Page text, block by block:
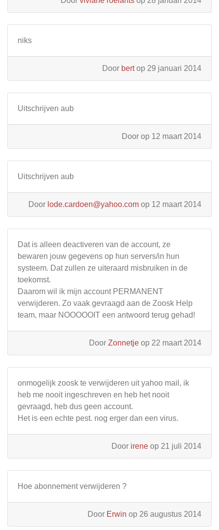
niks
Door bertop 29 januari 2014
Uitschrijven aub
Door op 12 maart 2014
Uitschrijven aub
Door lode.cardoen@yahoo.com op 12 maart 2014
Dat is alleen deactiveren van de account, ze
bewaren jouw gegevens op hun servers/in hun
systeem. Dat zullen ze uiteraard misbruiken in de
toekomst.
Daarom wil ik mijn account PERMANENT
verwijderen. Zo vaak gevraagd aan de Zoosk Help
team, maar NOOOOOIT een antwoord terug gehad!
Door Zonnetje op 22 maart 2014
onmogelijk zoosk te verwijderen uit yahoo mail, ik
heb me nooit ingeschreven en heb het nooit
gevraagd, heb dus geen account.
Het is een echte pest. nog erger dan een virus.
Door irene op 21 juli 2014
Hoe abonnement verwijderen ?
Door Erwin op 26 augustus 2014